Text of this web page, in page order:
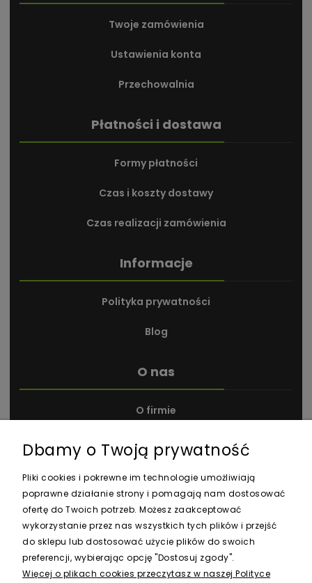
Twoje zamówienia
Ustawienia konta
Przechowalnia
Płatności i dostawa
Formy płatności
Czas i koszty dostawy
Czas realizacji zamówienia
Informacje
Polityka prywatności
Blog
O nas
O firmie
Kontakt i dane firmy
Newsletter
Dbamy o Twoją prywatność
Pliki cookies i pokrewne im technologie umożliwiają
poprawne działanie strony i pomagają nam dostosować
ofertę do Twoich potrzeb. Możesz zaakceptować
wykorzystanie przez nas wszystkich tych plików i przejść
do sklepu lub dostosować użycie plików do swoich
preferencji, wybierając opcję "Dostosuj zgody".
Więcej o plikach cookies przeczytasz w naszej Polityce